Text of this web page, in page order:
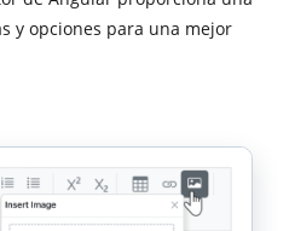
y opciones para una mejor